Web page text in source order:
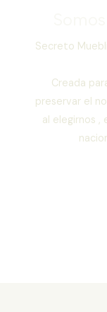
Secreto
Creada
preservar el
al elegirnos ,